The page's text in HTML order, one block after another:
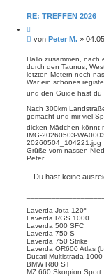
RE: TREFFEN 2026
i
t
e
r
e
n
B
i
t
r
a
g
von Peter M. »
Hallo zusammen, nach
durch den Taunus,
letzten Metern noch
War ein schönes
und den Guide hast du
Nach 300km
gemacht und mir viel
dicken Mädchen könnt
IMG-20260503-
20260504_104221.jpg
Grüße vom nassen
Peter
Du hast keine
Laverda Jota 120°
Laverda RGS 1000
Laverda 500 SFC
Laverda 750 S
Laverda 750 Strike
Laverda OR600 Atlas
Ducati Multistrada 1000
BMW R80 ST
MZ 660 Skorpion Sport